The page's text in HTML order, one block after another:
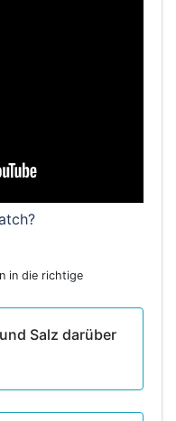
in die richtige
Salz darüber